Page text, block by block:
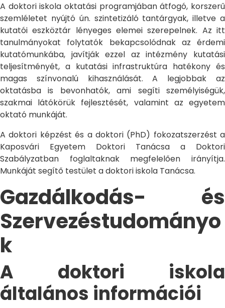
A doktori iskola oktatási programjában átfogó, korszerű
szemléletet nyújtó ún. szintetizáló tantárgyak, illetve a
kutatói eszköztár lényeges elemei szerepelnek. Az itt
tanulmányokat folytatók bekapcsolódnak az érdemi
kutatómunkába, javítják ezzel az intézmény kutatási
teljesítményét, a kutatási infrastruktúra hatékony és
magas színvonalú kihasználását. A legjobbak az
oktatásba is bevonhatók, ami segíti személyiségük,
szakmai látókörük fejlesztését, valamint az egyetem
oktató munkáját.
A doktori képzést és a doktori (PhD) fokozatszerzést a
Kaposvári Egyetem Doktori Tanácsa a Doktori
Szabályzatban foglaltaknak megfelelően irányítja.
Munkáját segítő testület a doktori iskola Tanácsa.
Gazdálkodás- és
Szervezéstudományo
k
A doktori iskola
általános információi